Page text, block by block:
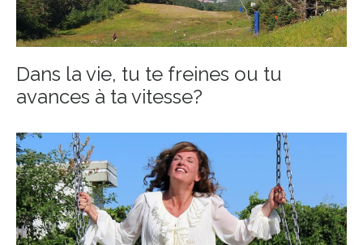
Dans la vie, tu te freines ou tu
avances à ta vitesse?